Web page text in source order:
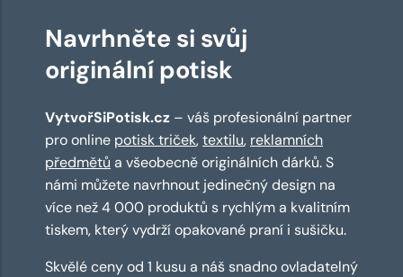
Navrhněte si svůj
originální potisk
VytvořSiPotisk.cz – váš profesionální partner
pro online potisk triček,textilu, reklamních
předmětů a všeobecně originálních dárků. S
námi můžete navrhnout jedinečný design na
více než 4 000 produktů s rychlým a kvalitním
tiskem, který vydrží opakované praní i sušičku.
Skvělé ceny od 1 kusu a náš snadno ovladatelný